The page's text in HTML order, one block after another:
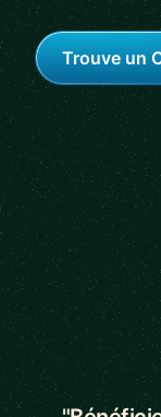
Trouve un
5 out of 5 stars